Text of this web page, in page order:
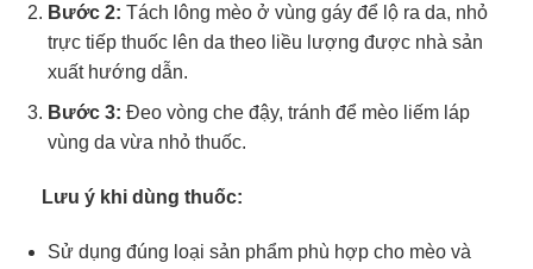
Bước 2: Tách lông mèo ở vùng gáy để lộ ra da, nhỏ
trực tiếp thuốc lên da theo liều lượng được nhà sản
xuất hướng dẫn.
Bước 3: Đeo vòng che đậy, tránh để mèo liếm láp
vùng da vừa nhỏ thuốc.
Lưu ý khi dùng thuốc:
Sử dụng đúng loại sản phẩm phù hợp cho mèo và